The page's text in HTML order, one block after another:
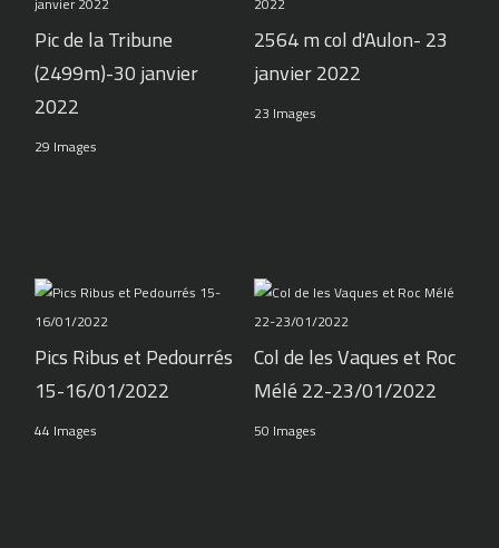
Pic de la Tribune
(2499m)-30 janvier
2022
29 Images
2564 m col d'Aulon- 23
janvier 2022
23 Images
Pics Ribus et Pedourrés
15-16/01/2022
44 Images
Col de les Vaques et Roc
Mélé 22-23/01/2022
50 Images